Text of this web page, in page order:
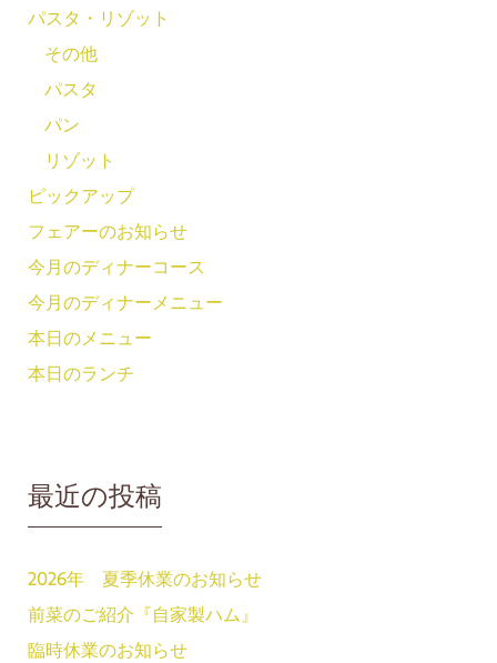
パスタ・リゾット
その他
パスタ
パン
リゾット
ピックアップ
フェアーのお知らせ
今月のディナーコース
今月のディナーメニュー
本日のメニュー
本日のランチ
最近の投稿
2026年 夏季休業のお知らせ
前菜のご紹介『自家製ハム』
臨時休業のお知らせ